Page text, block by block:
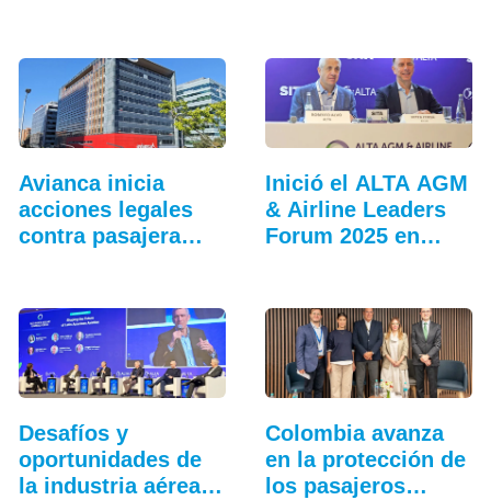
Avianca inicia
acciones legales
contra pasajera
Inició el ALTA AGM
& Airline Leaders
Forum 2025 en
Desafíos y
oportunidades de
la industria aérea
Colombia avanza
en la protección de
los pasajeros…